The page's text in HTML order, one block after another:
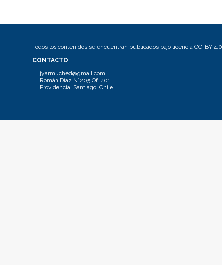
Todos los contenidos se encuentran publicados bajo licencia CC-BY 4.0
CONTACTO
jyarmuched@gmail.com
Román Díaz N°205 Of. 401.
Providencia, Santiago, Chile